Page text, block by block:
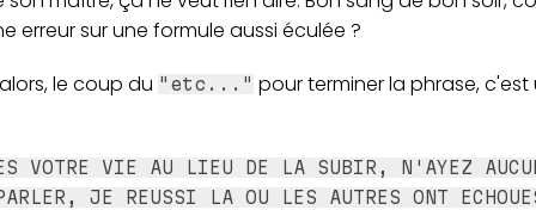
erreur sur une formule aussi éculée ?
le coup du "etc..." pour terminer la phrase, c'est
VOTRE VIE AU LIEU DE LA SUBIR, N'AYEZ
JE REUSSI LA OU LES AUTRES ONT